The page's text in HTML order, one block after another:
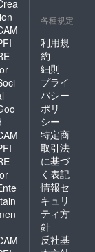
各種規定
利用規
約
細則
プライ
バシー
ポリ
シー
特定商
取引法
に基づ
く表記
情報セ
キュリ
ティ方
針
反社基